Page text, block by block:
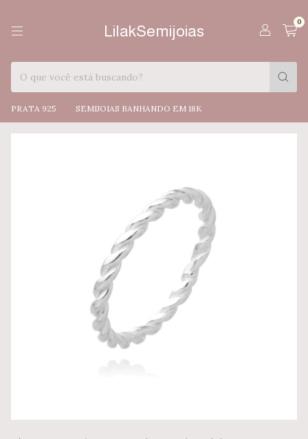
LilakSemijoias
0
PRATA 925 SEMIJOIAS BANHANDO EM 18K